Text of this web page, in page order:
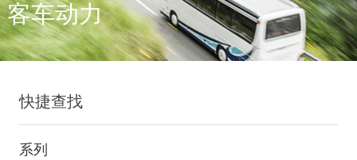
发电动力
农业装备动力
新能源动力
配件
配件真伪查询
玉柴已在全球拥有完善服
务网络，在国内建立了
12个商用车系统部/驻外
广西玉柴机器集团有限公
司始建于1951年，是一
施同心多元化发展的国有
大型企业集团。公司旗下
拥有20多家全资、控
股、参股二级子公司，涉
客车动力
快捷查找
系列